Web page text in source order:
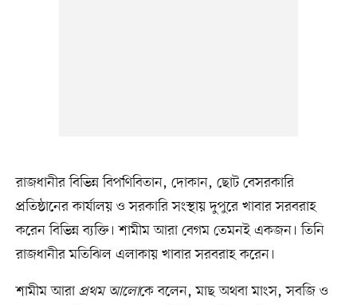
রাজধানীর বিভিন্ন বিপণিবিতান, দোকান, ছোট বেসরকারি
প্রতিষ্ঠানের কার্যালয় ও সরকারি সংস্থায় দুপুরে খাবার সরবরাহ
করেন বিভিন্ন ব্যক্তি। শামীম আরা বেগম তেমনই একজন। তিনি
রাজধানীর মতিঝিল এলাকায় খাবার সরবরাহ করেন।
শামীম আরা প্রথম আলোকে বলেন, মাছ অথবা মাংস, সবজি ও